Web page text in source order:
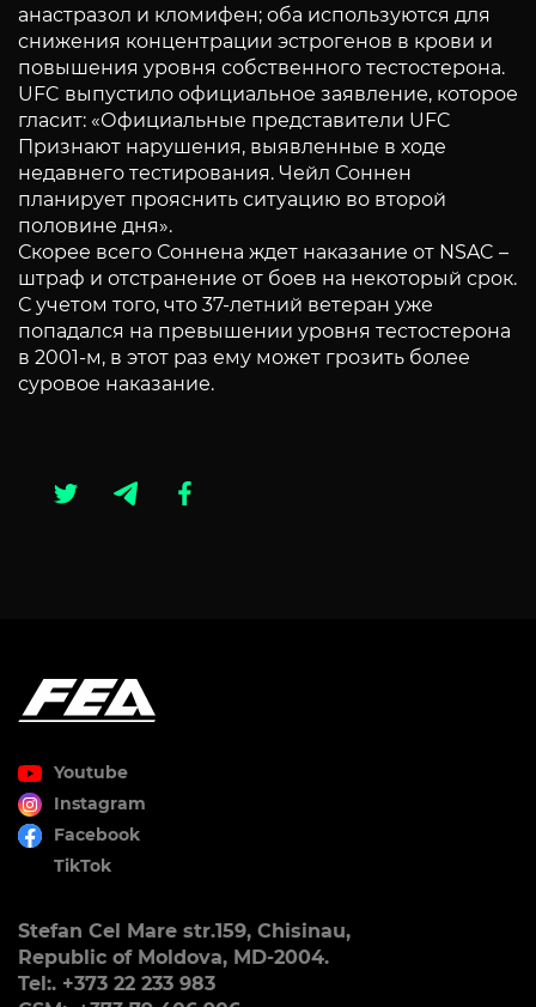
анастразол и кломифен; оба используются для
снижения концентрации эстрогенов в крови и
повышения уровня собственного тестостерона.
UFC выпустило официальное заявление, которое
гласит: «Официальные представители UFC
Признают нарушения, выявленные в ходе
недавнего тестирования. Чейл Соннен
планирует прояснить ситуацию во второй
половине дня».
Скорее всего Соннена ждет наказание от NSAC –
штраф и отстранение от боев на некоторый срок.
С учетом того, что 37-летний ветеран уже
попадался на превышении уровня тестостерона
в 2001-м, в этот раз ему может грозить более
суровое наказание.
Youtube
Instagram
Facebook
TikTok
Stefan Cel Mare str.159, Chisinau,
Republic of Moldova, MD-2004.
Tel:. +373 22 233 983